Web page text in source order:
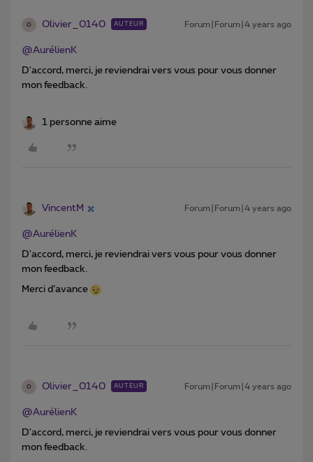
O Olivier_0140 AUTEUR Forum|Forum|4 years ago
@AurélienK
D'accord, merci, je reviendrai vers vous pour vous donner
mon feedback.
1 personne aime
VincentM Forum|Forum|4 years ago
@AurélienK
D'accord, merci, je reviendrai vers vous pour vous donner
mon feedback.
Merci d’avance
O Olivier_0140 AUTEUR Forum|Forum|4 years ago
@AurélienK
D'accord, merci, je reviendrai vers vous pour vous donner
mon feedback.